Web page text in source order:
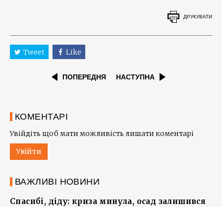
ДРУКУВАТИ
Tweet Like
ПОПЕРЕДНЯ НАСТУПНА
КОМЕНТАРІ
Увійдіть щоб мати можливість лишати коментарі
Увійти
ВАЖЛИВІ НОВИНИ
Спасибі, діду: криза минула, осад залишився